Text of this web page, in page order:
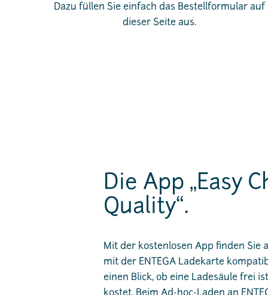
Dazu füllen Sie einfach das Bestellformular auf
dieser Seite aus.
Die App „Easy
Quality“.
Mit der kostenlosen App finden Sie
mit der ENTEGA Ladekarte
einen Blick, ob eine Ladesäule frei
kostet. Beim Ad-hoc-Laden an